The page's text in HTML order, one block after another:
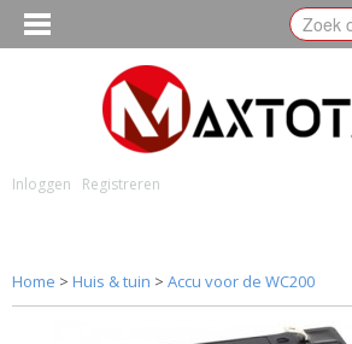
Inloggen Registreren
Home > Huis & tuin > Accu voor de WC200